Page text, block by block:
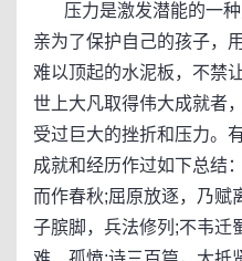
压力是激发潜能的一种
亲为了保护自己的孩子，
难以顶起的水泥板，不禁
世上大凡取得伟大成就者
受过巨大的挫折和压力。
成就和经历作过如下总结
而作春秋;屈原放逐，乃赋
子膑脚，兵法修列;不韦迁